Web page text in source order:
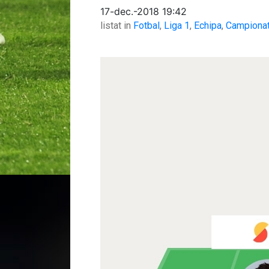
17-dec.-2018 19:42
listat in Fotbal, Liga 1, Echipa,